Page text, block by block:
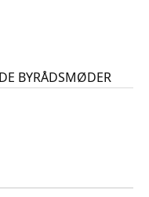
BYRÅDSMØDER